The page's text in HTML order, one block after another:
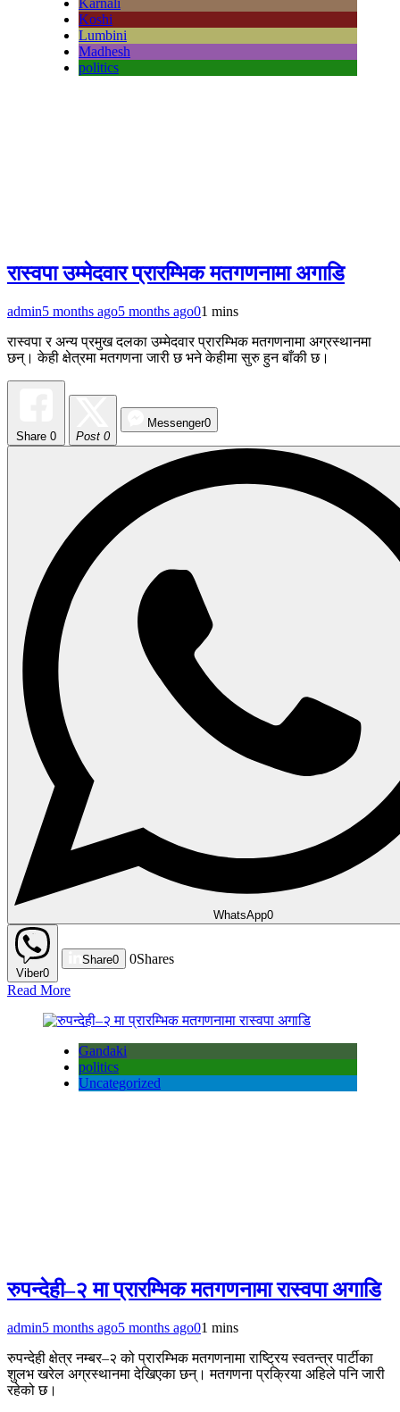
Koshi
Lumbini
Madhesh
politics
रास्वपा उम्मेदवार प्रारम्भिक मतगणनामा अगाडि
admin5 months ago5 months ago01 mins
रास्वपा र अन्य प्रमुख दलका उम्मेदवार प्रारम्भिक मतगणनामा अग्रस्थानमा
छन्। केही क्षेत्रमा मतगणना जारी छ भने केहीमा सुरु हुन बाँकी छ।
Share 0 Post 0
Messenger0
WhatsApp0
Viber0
Share0 0Shares
Read More
Gandaki
politics
Uncategorized
रुपन्देही–२ मा प्रारम्भिक मतगणनामा रास्वपा अगाडि
admin5 months ago5 months ago01 mins
रुपन्देही क्षेत्र नम्बर–२ को प्रारम्भिक मतगणनामा राष्ट्रिय स्वतन्त्र पार्टीका
शुलभ खरेल अग्रस्थानमा देखिएका छन्। मतगणना प्रक्रिया अहिले पनि जारी
रहेको छ।